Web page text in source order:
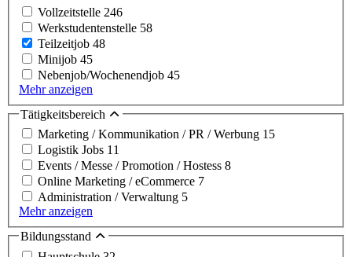
Vollzeitstelle 246
Werkstudentenstelle 58
Teilzeitjob 48
Minijob 45
Nebenjob/Wochenendjob 45
Mehr anzeigen
Tätigkeitsbereich
Marketing / Kommunikation / PR / Werbung 15
Logistik Jobs 11
Events / Messe / Promotion / Hostess 8
Online Marketing / eCommerce 7
Administration / Verwaltung 5
Mehr anzeigen
Bildungsstand